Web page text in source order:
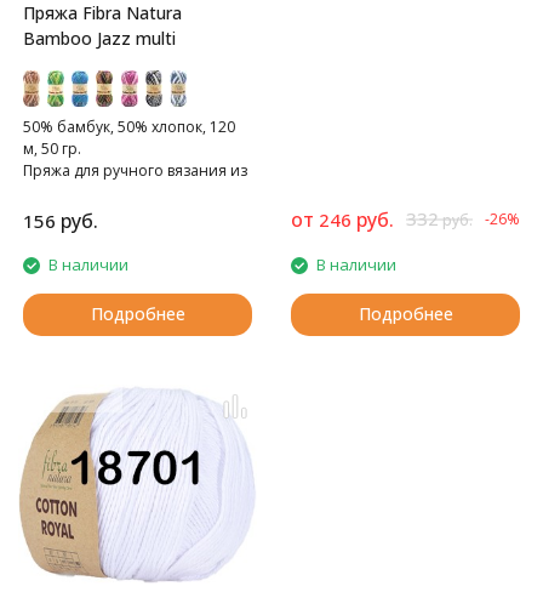
Пряжа Fibra Natura
Bamboo Jazz multi
50% бамбук, 50% хлопок, 120
м, 50 гр.
Пряжа для ручного вязания из
156 руб.
В наличии
Подробнее
от 246 руб. 332руб. -26%
В наличии
Подробнее